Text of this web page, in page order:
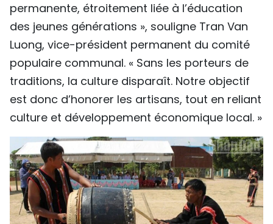
permanente, étroitement liée à l’éducation
des jeunes générations », souligne Tran Van
Luong, vice-président permanent du comité
populaire communal. « Sans les porteurs de
traditions, la culture disparaît. Notre objectif
est donc d’honorer les artisans, tout en reliant
culture et développement économique local. »